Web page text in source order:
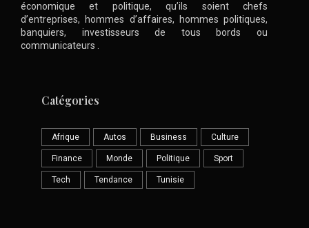
économique et politique, qu’ils soient chefs
d’entreprises, hommes d’affaires, hommes politiques,
banquiers, investisseurs de tous bords ou
communicateurs .
Catégories
Afrique Autos Business Culture
Finance Monde Politique Sport
Tech Tendance Tunisie